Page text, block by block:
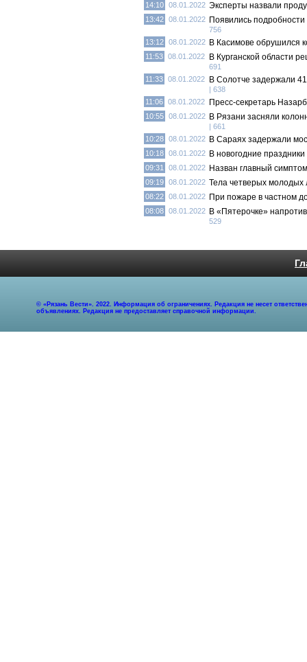
14:10 08.01.2022 Эксперты назвали
13:42 08.01.2022 Появились
756
13:12 08.01.2022 В Касимове обрушился
11:53 08.01.2022 В Курганской области
691
11:33 08.01.2022 В Солотче задержали
| 638
11:06 08.01.2022 Пресс-секретарь
10:55 08.01.2022 В Рязани засняли
| 661
10:28 08.01.2022 В Сараях задержали
10:18 08.01.2022 В новогодние
09:31 08.01.2022 Назван главный
09:19 08.01.2022 Тела четверых
08:22 08.01.2022 При пожаре в частном
08:08 08.01.2022 В «Пятерочке»
529
© «Рязань Вести». 2022. Информация об ограничениях. Редакция не несет
объявлениях. Редакция не предоставляет справочной информации.